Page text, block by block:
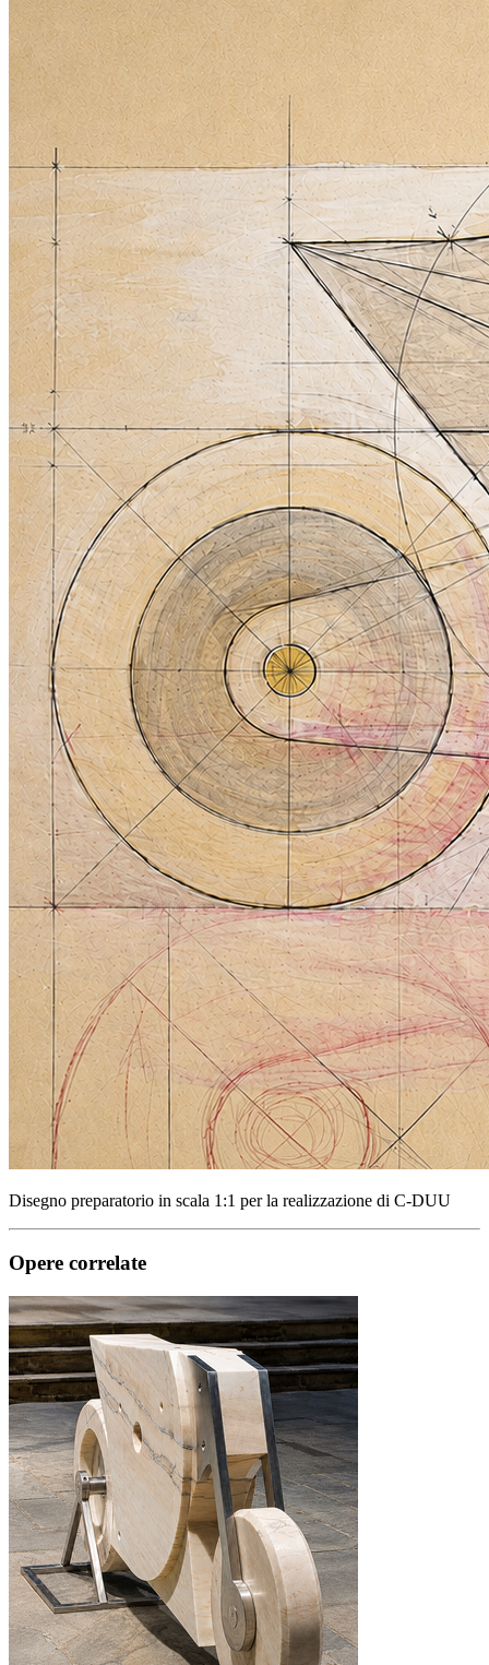
Disegno preparatorio in scala 1:1 per la realizzazione di C-DUU
Opere correlate